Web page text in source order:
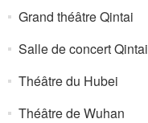
Grand théâtre Qintai
Salle de concert Qintai
Théâtre du Hubei
Théâtre de Wuhan